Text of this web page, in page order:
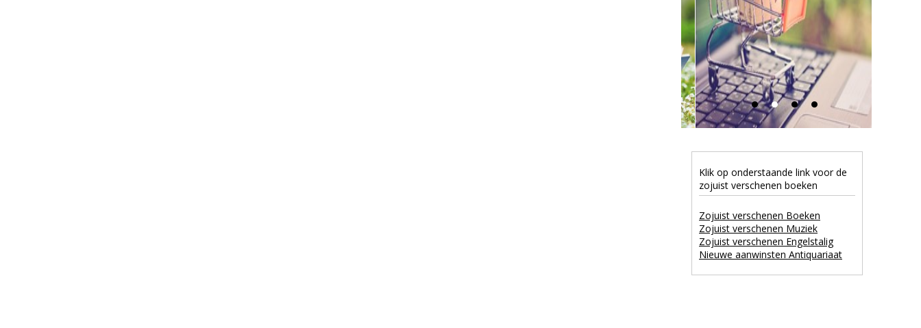
Klik op onderstaande link voor de
zojuist verschenen boeken
Zojuist verschenen Boeken
Zojuist verschenen Muziek
Zojuist verschenen Engelstalig
Nieuwe aanwinsten Antiquariaat